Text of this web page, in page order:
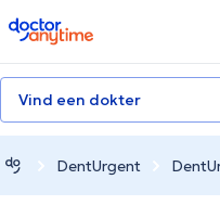
doctoranytime
Vind een dokter
DentUrgent